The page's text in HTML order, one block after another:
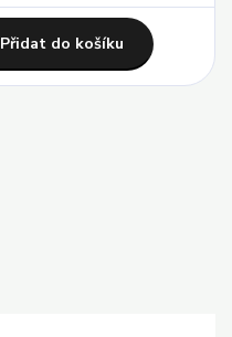
Přidat do košíku